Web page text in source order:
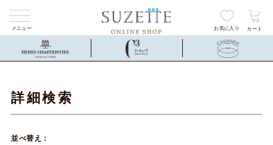
メニュー お気に入り カート
詳細検索
並べ替え：